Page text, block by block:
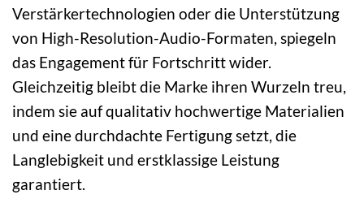
Verstärkertechnologien oder die Unterstützung
von High-Resolution-Audio-Formaten, spiegeln
das Engagement für Fortschritt wider.
Gleichzeitig bleibt die Marke ihren Wurzeln treu,
indem sie auf qualitativ hochwertige Materialien
und eine durchdachte Fertigung setzt, die
Langlebigkeit und erstklassige Leistung
garantiert.